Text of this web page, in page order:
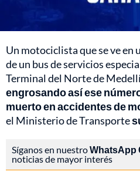
Un motociclista que se ve en
de un bus de servicios
Terminal del Norte de
engrosando así ese
muerto en accidentes de
el Ministerio de Transporte
Síganos en nuestroWhatsApp
noticias de mayor interés